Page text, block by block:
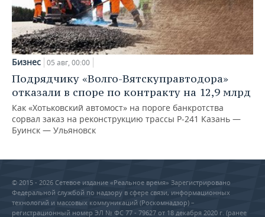
Бизнес 05 авг, 00:00
Подрядчику «Волго-Вятскуправтодора»
отказали в споре по контракту на 12,9 млрд
Как «Хотьковский автомост» на пороге банкротства
сорвал заказ на реконструкцию трассы Р‑241 Казань —
Буинск — Ульяновск
© 2015 - 2026 Сетевое издание «Реальное время» Зарегистрировано
Федеральной службой по надзору в сфере связи, информационных
технологий и массовых коммуникаций (Роскомнадзор) –
регистрационный номер ЭЛ № ФС 77 - 79627 от 18 декабря 2020 г. (ранее